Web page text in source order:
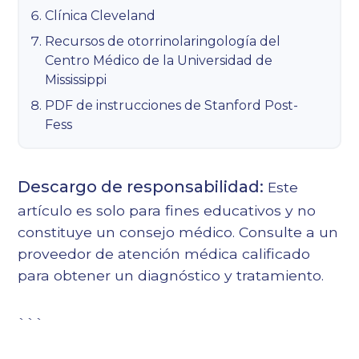
Clínica Cleveland
Recursos de otorrinolaringología del
Centro Médico de la Universidad de
Mississippi
PDF de instrucciones de Stanford Post-
Fess
Descargo de responsabilidad: Este
artículo es solo para fines educativos y no
constituye un consejo médico. Consulte a un
proveedor de atención médica calificado
para obtener un diagnóstico y tratamiento.
```